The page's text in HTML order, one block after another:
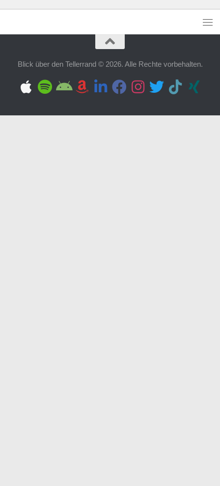
Blick über den Tellerrand © 2026. Alle Rechte vorbehalten.